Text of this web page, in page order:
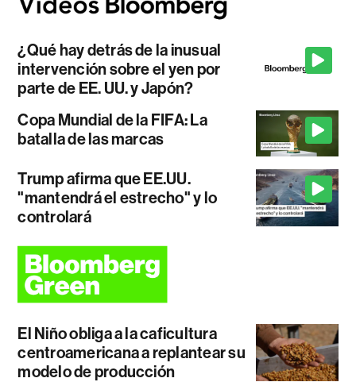
¿Qué hay detrás de la inusual
intervención sobre el yen por
parte de EE. UU. y Japón?
Copa Mundial de la FIFA: La
batalla de las marcas
Trump afirma que EE.UU.
"mantendrá el estrecho" y lo
controlará
El Niño obliga a la caficultura
centroamericana a replantear su
modelo de producción